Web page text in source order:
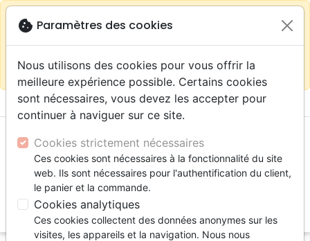
Continuer sur le site France close
warningSelon votre
localisation (États-
sur la boutique La Maison de la Bible Suisse
menu shopping_cart
cookie Paramètres des cookies
Nous utilisons des cookies pour vous offrir la
meilleure expérience possible. Certains cookies
sont nécessaires, vous devez les accepter pour
continuer à naviguer sur ce site.
Cookies strictement nécessaires
Ces cookies sont nécessaires à la fonctionnalité du site
web. Ils sont nécessaires pour l'authentification du client,
le panier et la commande.
Cookies analytiques
Ces cookies collectent des données anonymes sur les
visites, les appareils et la navigation. Nous nous